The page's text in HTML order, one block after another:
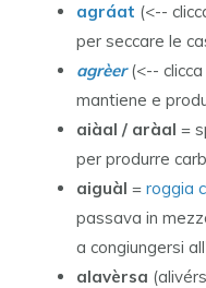
agráat (<--
per seccare le
agrèer(<--
mantiene e
aiàal / aràal =
per produrre
aiguàl = roggia
passava in
a congiungersi
alavèrsa